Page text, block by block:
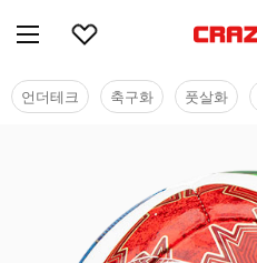
언더테크 축구화 풋살화